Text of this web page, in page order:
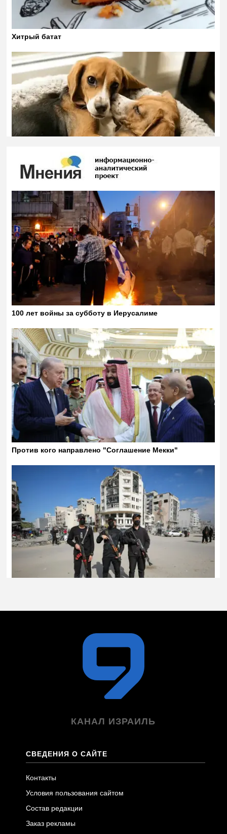
КАНАЛ ИЗРАИЛЬ
СВЕДЕНИЯ О САЙТЕ
Контакты
Условия пользования сайтом
Состав редакции
Заказ рекламы